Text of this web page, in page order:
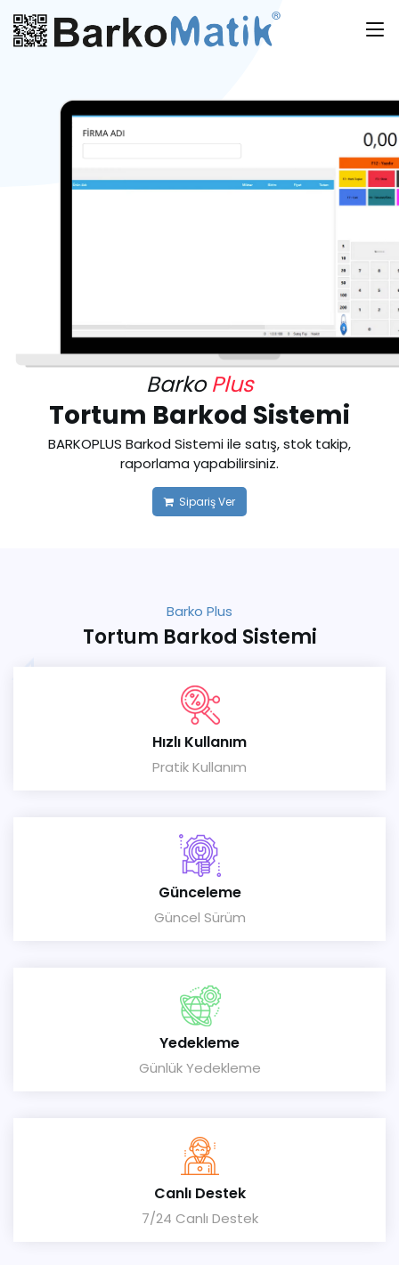
BarkoPlus
Tortum Barkod Sistemi
BARKOPLUS Barkod Sistemi ile satış, stok takip,
raporlama yapabilirsiniz.
Sipariş Ver
Barko Plus
Tortum Barkod Sistemi
Hızlı Kullanım
Pratik Kullanım
Günceleme
Güncel Sürüm
Yedekleme
Günlük Yedekleme
Canlı Destek
7/24 Canlı Destek